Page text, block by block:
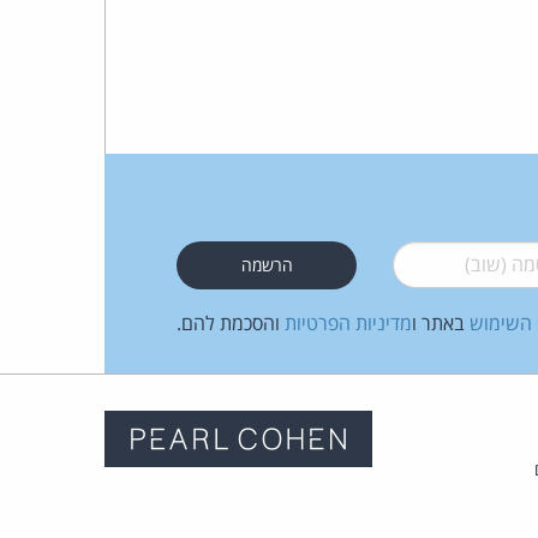
(שוב)*
השימוש באתר ומדיניות הפרטיות והסכמת להם.